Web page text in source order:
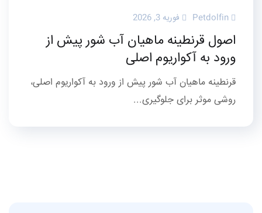
Petdolfin فوریه 3, 2026
اصول قرنطینه ماهیان آب شور پیش از
ورود به آکواریوم اصلی
قرنطینه ماهیان آب شور پیش از ورود به آکواریوم اصلی،
روشی موثر برای جلوگیری...